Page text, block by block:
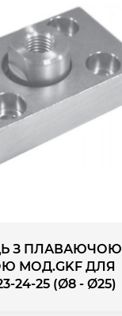
З ПЛАВАЮЧОЮ
МОД.GKF ДЛЯ
24-25 (Ø8 - Ø25)